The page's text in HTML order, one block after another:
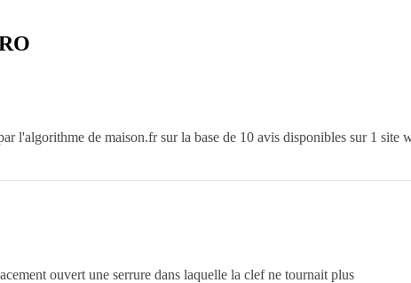
l'algorithme de maison.fr sur la base de 10 avis disponibles sur 1 site
ouvert une serrure dans laquelle la clef ne tournait plus